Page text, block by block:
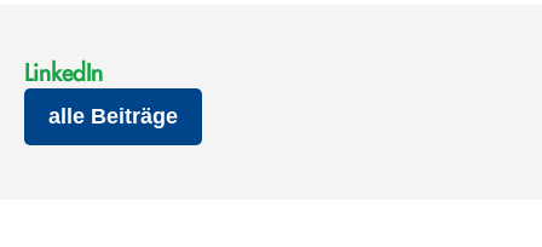
LinkedIn
alle Beiträge